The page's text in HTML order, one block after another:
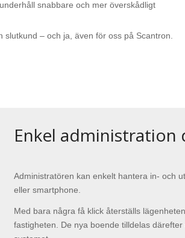
snabbare och mer överskådligt
– och ja, även för oss på Scantron.
Enkel administration
Administratören kan enkelt hantera in- och
eller smartphone.
Med bara några få klick återställs
fastigheten. De nya boende tilldelas